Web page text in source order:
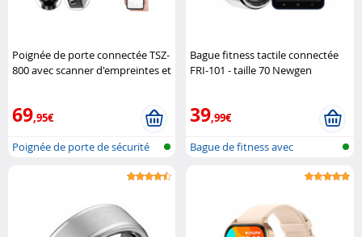
Poignée de porte connectée TSZ-
800 avec scanner d'empreintes et
69,95€
Poignée de porte de sécurité
Bague fitness tactile connectée
FRI-101 - taille 70 Newgen
39,99€
Bague de fitness avec